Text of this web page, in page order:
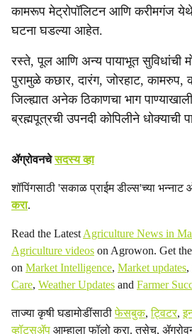
कामरूप मेट्रोपॉलिटन आणि करीमगंज
घटना घडल्या आहेत.
रस्ते, पूल आणि अन्य पायाभूत सुविधांची
पुरामुळे कछार, दारंग, जोरहाट, कामरुप,
जिल्ह्यात अनेक ठिकाणचा भाग
ब्रह्मपूत्रची उपनदी कोपिलीने
ॲग्रोवनचेसदस्य व्हा
शॉपिंगसाठी 'सकाळ प्राईम डील्स'च्या भन्नाट
करा.
Read the Latest Agriculture News in
Agriculture videos on Agrowon. Get
on Market Intelligence, Market updates,
Care, Weather Updates and Farmer
ताज्या कृषी घडामोडींसाठीफेसबुक,ट्विटर,
व्हॉट्सॲप आम्हाला फॉलो करा. तसेच,